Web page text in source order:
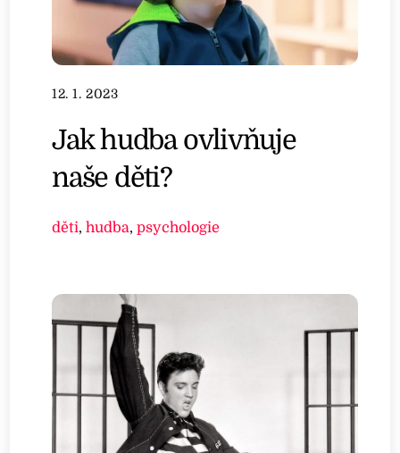
12. 1. 2023
Jak hudba ovlivňuje
naše děti?
děti,hudba,psychologie